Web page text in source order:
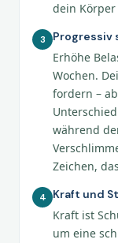
dein
3 Progressiv
Erhöhe
Wochen.
fordern –
während
Zeichen,
4 Kraft und
Kraft ist
um eine